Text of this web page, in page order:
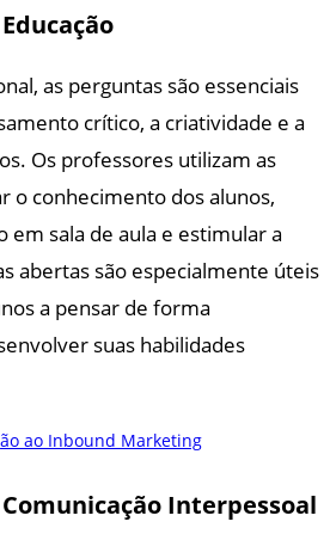
as perguntas são essenciais
crítico, a criatividade e a
Os professores utilizam as
o conhecimento dos alunos,
em sala de aula e estimular a
abertas são especialmente úteis
a pensar de forma
suas habilidades
Interpessoal